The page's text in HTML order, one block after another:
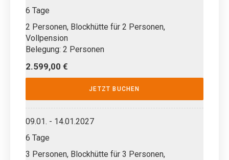
6 Tage
2 Personen, Blockhütte für 2 Personen,
Vollpension
Belegung: 2 Personen
2.599,00 €
JETZT BUCHEN
09.01. - 14.01.2027
6 Tage
3 Personen, Blockhütte für 3 Personen,